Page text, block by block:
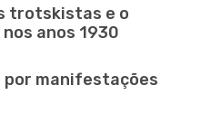
trotskistas e o
anos 1930
manifestações